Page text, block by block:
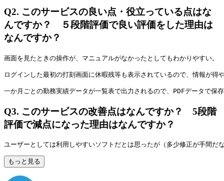
Q2. このサービスの良い点・役立っている点はな
んですか？ ５段階評価で良い評価をした理由は
なんですか？
画面を見たときの操作が、マニュアルがなかったとしてもわかりやすい。
ログインした最初の打刻画面に休暇残等も表示されているので、情報が得
一か月ごとの勤務実績データが一覧表で出力されるので、PDFデータで
Q3. このサービスの改善点はなんですか？ 5段階
評価で減点になった理由はなんですか？
ユーザーとしては利用しやすいソフトだとは思ったが（多少修正が手間
もっと見る